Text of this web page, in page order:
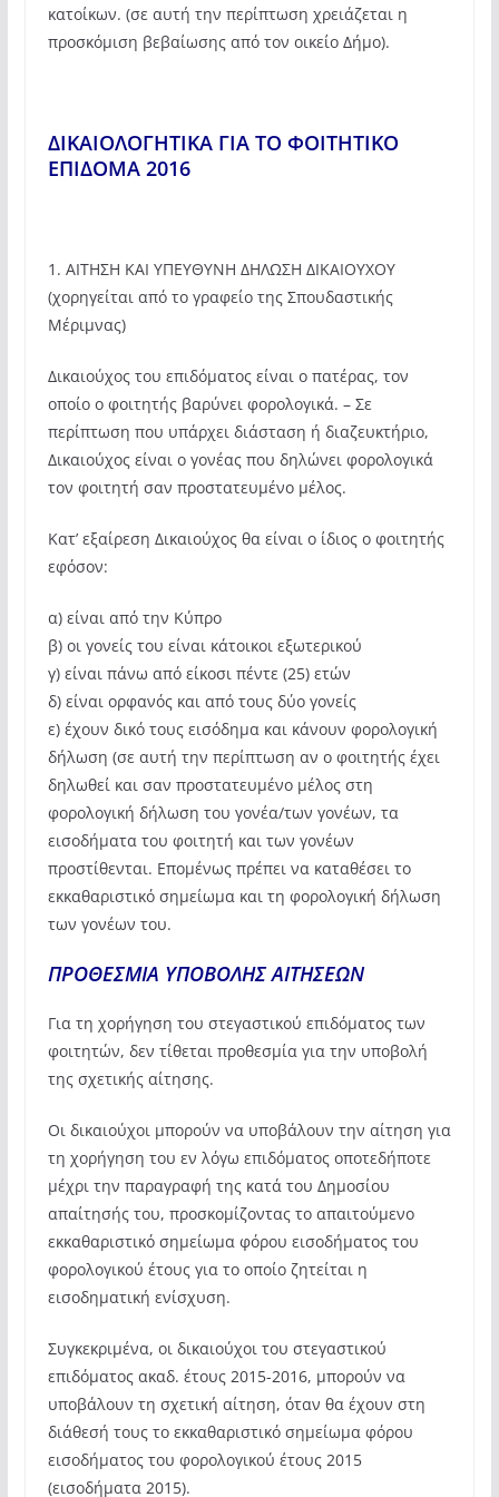
κατοίκων. (σε αυτή την περίπτωση χρειάζεται η
προσκόμιση βεβαίωσης από τον οικείο Δήμο).
ΔΙΚΑΙΟΛΟΓΗΤΙΚΑ ΓΙΑ ΤΟ ΦΟΙΤΗΤΙΚΟ
ΕΠΙΔΟΜΑ 2016
1. ΑΙΤΗΣΗ ΚΑΙ ΥΠΕΥΘΥΝΗ ΔΗΛΩΣΗ ΔΙΚΑΙΟΥΧΟΥ
(χορηγείται από το γραφείο της Σπουδαστικής
Μέριμνας)
Δικαιούχος του επιδόματος είναι ο πατέρας, τον
οποίο ο φοιτητής βαρύνει φορολογικά. – Σε
περίπτωση που υπάρχει διάσταση ή διαζευκτήριο,
Δικαιούχος είναι ο γονέας που δηλώνει φορολογικά
τον φοιτητή σαν προστατευμένο μέλος.
Κατ’ εξαίρεση Δικαιούχος θα είναι ο ίδιος ο φοιτητής
εφόσον:
α) είναι από την Κύπρο
β) οι γονείς του είναι κάτοικοι εξωτερικού
γ) είναι πάνω από είκοσι πέντε (25) ετών
δ) είναι ορφανός και από τους δύο γονείς
ε) έχουν δικό τους εισόδημα και κάνουν φορολογική
δήλωση (σε αυτή την περίπτωση αν ο φοιτητής έχει
δηλωθεί και σαν προστατευμένο μέλος στη
φορολογική δήλωση του γονέα/των γονέων, τα
εισοδήματα του φοιτητή και των γονέων
προστίθενται. Επομένως πρέπει να καταθέσει το
εκκαθαριστικό σημείωμα και τη φορολογική δήλωση
των γονέων του.
ΠΡΟΘΕΣΜΙΑ ΥΠΟΒΟΛΗΣ ΑΙΤΗΣΕΩΝ
Για τη χορήγηση του στεγαστικού επιδόματος των
φοιτητών, δεν τίθεται προθεσμία για την υποβολή
της σχετικής αίτησης.
Οι δικαιούχοι μπορούν να υποβάλουν την αίτηση για
τη χορήγηση του εν λόγω επιδόματος οποτεδήποτε
μέχρι την παραγραφή της κατά του Δημοσίου
απαίτησής του, προσκομίζοντας το απαιτούμενο
εκκαθαριστικό σημείωμα φόρου εισοδήματος του
φορολογικού έτους για το οποίο ζητείται η
εισοδηματική ενίσχυση.
Συγκεκριμένα, οι δικαιούχοι του στεγαστικού
επιδόματος ακαδ. έτους 2015-2016, μπορούν να
υποβάλουν τη σχετική αίτηση, όταν θα έχουν στη
διάθεσή τους το εκκαθαριστικό σημείωμα φόρου
εισοδήματος του φορολογικού έτους 2015
(εισοδήματα 2015).